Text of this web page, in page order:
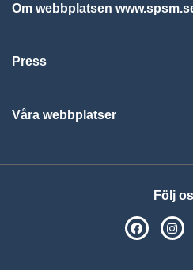
Om webbplatsen
Press
Våra webbplatser
Följ
SPSM